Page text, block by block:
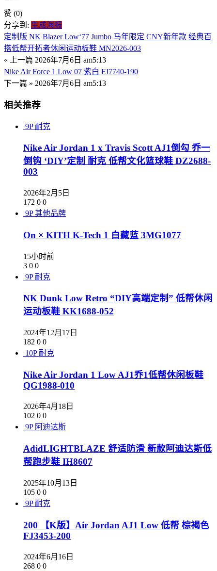
赞 (0)
分享到: 生成海报
定制版 NK Blazer Low‘77 Jumbo 马年限定 CNY新年款 经典百
搭低帮开拓者休闲运动板鞋 MN2026-003
« 上一篇 2026年7月6日 am5:13
Nike Air Force 1 Low 07 紫白 FJ7740-190
下一篇 » 2026年7月6日 am5:13
相关推荐
9P 耐克
Nike Air Jordan 1 x Travis Scott AJ1倒勾 乔一
倒钩 ‘DIY’定制 耐克 低帮文化篮球鞋 DZ2688-
003
2026年2月5日
172 0 0
9P 其他品牌
On × KITH K-Tech 1 白藏蓝 3MG1077
15小时前
3 0 0
9P 耐克
NK Dunk Low Retro “DIY高端定制” 低帮休闲
运动板鞋 KK1688-052
2024年12月17日
182 0 0
10P 耐克
Nike Air Jordan 1 Low AJ1乔1低帮休闲板鞋
QG1988-010
2026年4月18日
102 0 0
9P 阿迪达斯
AdidLIGHTBLAZE 舒适防滑 新款阿迪达斯低
帮跑步鞋 IH8607
2025年10月13日
105 0 0
9P 耐克
200 【K版】Air Jordan AJ1 Low 低帮 棕褐色
FJ3453-200
2024年6月16日
268 0 0